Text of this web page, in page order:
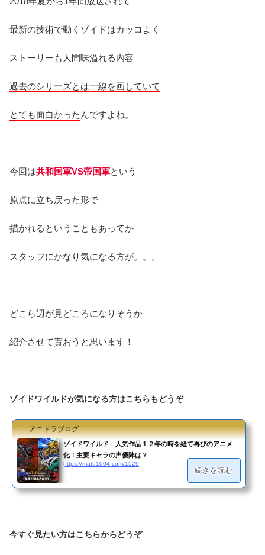
最新の技術で動くゾイドはカッコよく
ストーリーも人間味溢れる内容
過去のシリーズとは一線を画していて
とても面白かった んですよね。
今回は共和国軍VS帝国軍という
原点に立ち戻った形で
描かれるということもあってか
スタッフにかなり気になる方が。。。
どこら辺が見どころになりそうか
紹介させて貰おうと思います！
ゾイドワイルドが気になる方はこちらもどうぞ
アニドラブログ
ゾイドワイルド 人気作品１２年の時を経て再びのアニメ
化！主要キャラの声優陣は？
https://matu1004.com/1529
続きを読む
今すぐ見たい方はこちらからどうぞ